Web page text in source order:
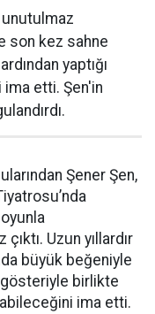
unutulmaz
son kez sahne
yaptığı
ima etti. Şen'in
Şener Şen,
Uzun yıllardır
büyük beğeniyle
birlikte
ima etti.